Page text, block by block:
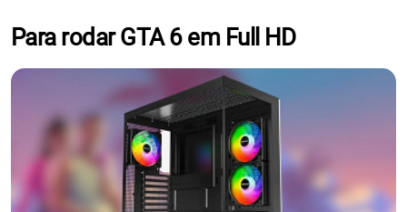
Para rodar GTA 6 em Full HD